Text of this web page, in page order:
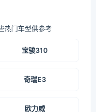
热门车型供参考
宝骏310
奇瑞E3
欧力威